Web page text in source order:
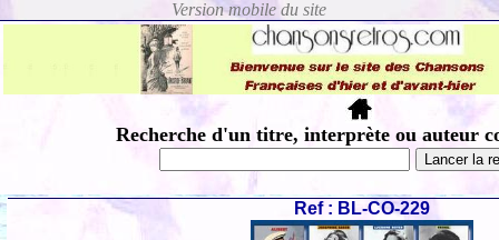
Recherche d'un titre, interprète ou auteur
Ref : BL-CO-229